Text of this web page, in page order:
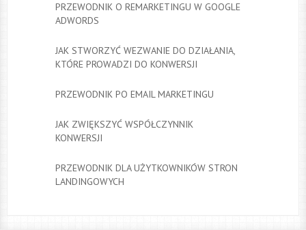
PRZEWODNIK O REMARKETINGU W GOOGLE
ADWORDS
JAK STWORZYĆ WEZWANIE DO DZIAŁANIA,
KTÓRE PROWADZI DO KONWERSJI
PRZEWODNIK PO EMAIL MARKETINGU
JAK ZWIĘKSZYĆ WSPÓŁCZYNNIK
KONWERSJI
PRZEWODNIK DLA UŻYTKOWNIKÓW STRON
LANDINGOWYCH